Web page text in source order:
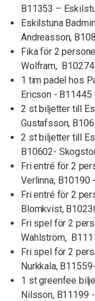
B11353 –
Eskilstuna
Andreasson,
Fika för 2
Wolfram,
1 tim padel hos
Ericson -
2 st biljetter till
Gustafsson,
2 st biljetter till
B10602-
Fri entré för 2
Verlinna, B10190
Fri entré för 2
Blomkvist,
Fri spel för 2
Wahlström,
Fri spel för 2
Nurkkala,
1 st greenfee
Nilsson, B11199